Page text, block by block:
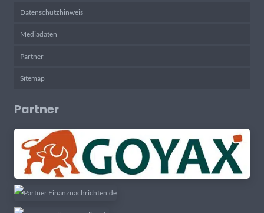
Datenschutzhinweis
Mediadaten
Partner
Sitemap
Partner